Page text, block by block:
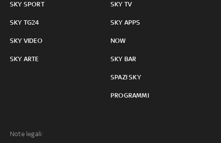
SKY SPORT
SKY TG24
SKY VIDEO
SKY ARTE
SKY TV
SKY APPS
NOW
SKY BAR
SPAZI SKY
PROGRAMMI
Note legali: